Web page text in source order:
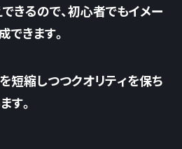
きるので、初心者でもイメー
できます。
短縮しつつクオリティを保ち
す。